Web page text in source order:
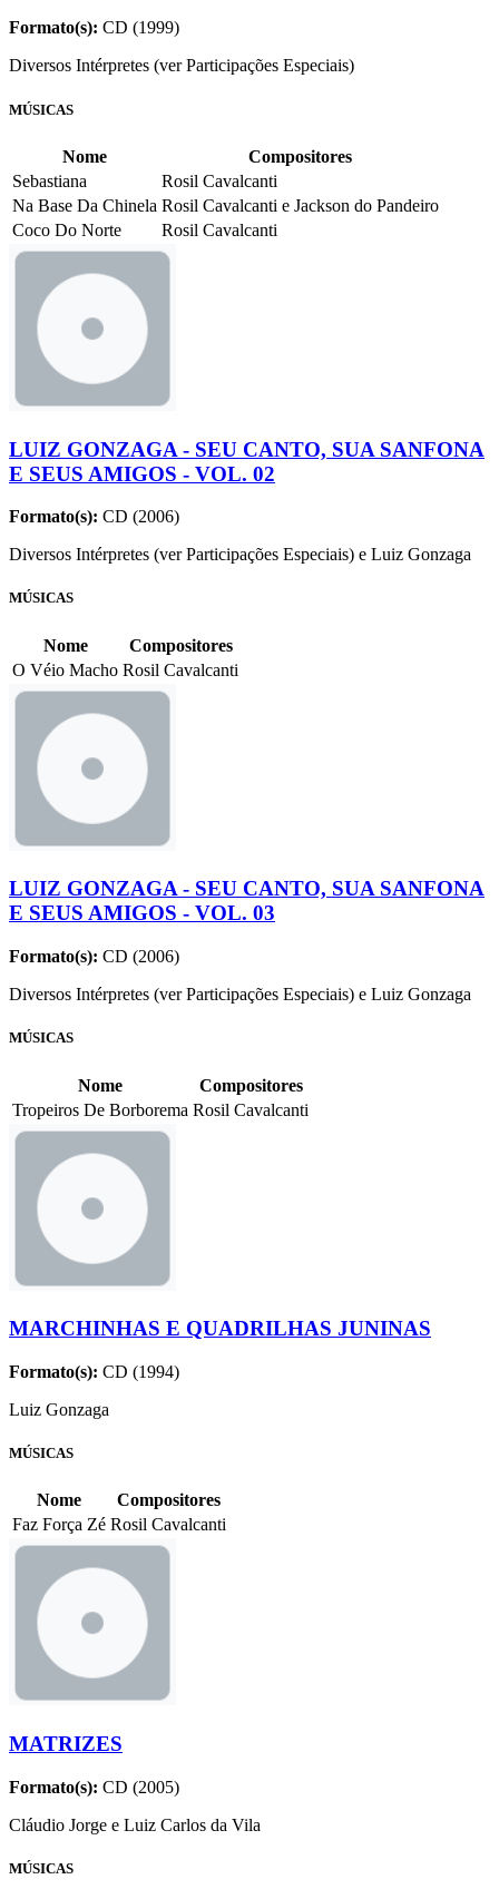
Formato(s): CD (1999)
Diversos Intérpretes (ver Participações Especiais)
MÚSICAS
Nome
Compositores
Sebastiana
Rosil Cavalcanti
Na Base Da Chinela Rosil Cavalcanti e Jackson do Pandeiro
Coco Do Norte
Rosil Cavalcanti
LUIZ GONZAGA - SEU CANTO, SUA SANFONA
E SEUS AMIGOS - VOL. 02
Formato(s): CD (2006)
Diversos Intérpretes (ver Participações Especiais) e Luiz Gonzaga
MÚSICAS
Nome
Compositores
O Véio Macho Rosil Cavalcanti
LUIZ GONZAGA - SEU CANTO, SUA SANFONA
E SEUS AMIGOS - VOL. 03
Formato(s): CD (2006)
Diversos Intérpretes (ver Participações Especiais) e Luiz Gonzaga
MÚSICAS
Nome
Compositores
Tropeiros De Borborema Rosil Cavalcanti
MARCHINHAS E QUADRILHAS JUNINAS
Formato(s): CD (1994)
Luiz Gonzaga
MÚSICAS
Nome
Compositores
Faz Força Zé Rosil Cavalcanti
MATRIZES
Formato(s): CD (2005)
Cláudio Jorge e Luiz Carlos da Vila
MÚSICAS